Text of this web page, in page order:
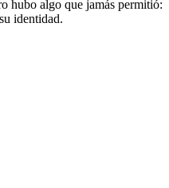
hubo algo que jamás permitió:
identidad.